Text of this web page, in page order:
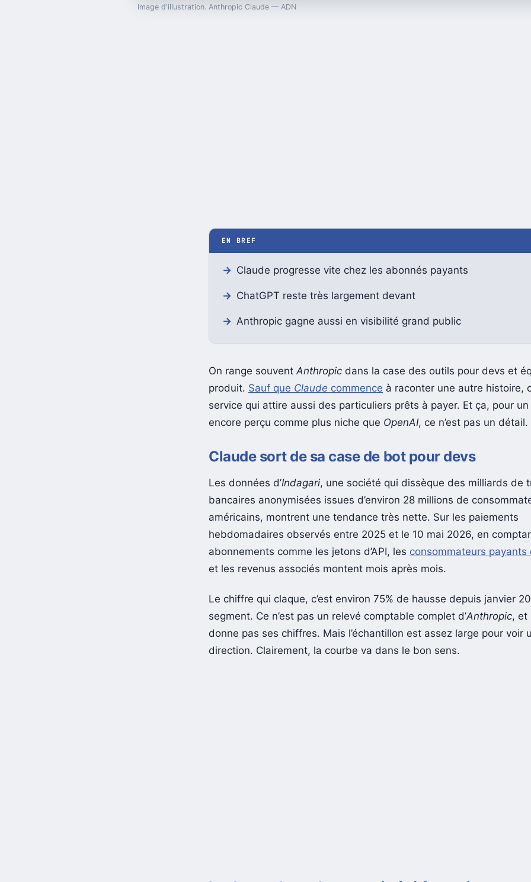
Image d'illustration. Anthropic Claude — ADN
EN BREF
Claude progresse vite chez les abonnés payants
ChatGPT reste très largement devant
Anthropic gagne aussi en visibilité grand public
On range souvent Anthropic dans la case des outils pour devs et
produit. Sauf que Claude commence à raconter une autre histoire,
service qui attire aussi des particuliers prêts à payer. Et ça, pour
encore perçu comme plus niche que OpenAI, ce n’est pas un détail.
Claude sort de sa case de bot pour devs
Les données d’Indagari, une société qui dissèque des milliards de
bancaires anonymisées issues d’environ 28 millions de
américains, montrent une tendance très nette. Sur les paiements
hebdomadaires observés entre 2025 et le 10 mai 2026, en
abonnements comme les jetons d’API, les consommateurs payants
et les revenus associés montent mois après mois.
Le chiffre qui claque, c’est environ 75% de hausse depuis janvier
segment. Ce n’est pas un relevé comptable complet d’Anthropic, et
donne pas ses chiffres. Mais l’échantillon est assez large pour voir
direction. Clairement, la courbe va dans le bon sens.